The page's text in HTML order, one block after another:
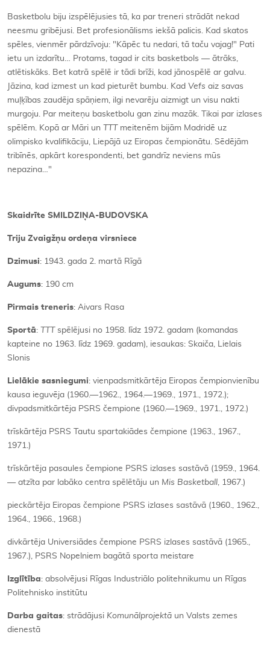
Basketbolu biju izspēlējusies tā, ka par treneri strādāt nekad
neesmu gribējusi. Bet profesionālisms iekšā palicis. Kad skatos
spēles, vienmēr pārdzīvoju: "Kāpēc tu nedari, tā taču vajag!" Pati
ietu un izdarītu… Protams, tagad ir cits basketbols — ātrāks,
atlētiskāks. Bet katrā spēlē ir tādi brīži, kad jānospēlē ar galvu.
Jāzina, kad izmest un kad pieturēt bumbu. Kad Vefs aiz savas
muļķības zaudēja spāņiem, ilgi nevarēju aizmigt un visu nakti
murgoju. Par meiteņu basketbolu gan zinu mazāk. Tikai par izlases
spēlēm. Kopā ar Māri un TTTmeitenēm bijām Madridē uz
olimpisko kvalifikāciju, Liepājā uz Eiropas čempionātu. Sēdējām
tribīnēs, apkārt korespondenti, bet gandrīz neviens mūs
nepazina…"
Skaidrīte SMILDZIŅA-BUDOVSKA
Triju Zvaigžņu ordeņa virsniece
Dzimusi: 1943. gada 2. martā Rīgā
Augums: 190 cm
Pirmais treneris: Aivars Rasa
Sportā: TTTspēlējusi no 1958. līdz 1972. gadam (komandas
kapteine no 1963. līdz 1969. gadam), iesaukas: Skaiča, Lielais
Slonis
Lielākie sasniegumi: vienpadsmitkārtēja Eiropas čempionvienību
kausa ieguvēja (1960.—1962., 1964.—1969., 1971., 1972.);
divpadsmitkārtēja PSRS čempione (1960.—1969., 1971., 1972.)
trīskārtēja PSRS Tautu spartakiādes čempione (1963., 1967.,
1971.)
trīskārtēja pasaules čempione PSRS izlases sastāvā (1959., 1964.
— atzīta par labāko centra spēlētāju un Mis Basketball, 1967.)
pieckārtēja Eiropas čempione PSRS izlases sastāvā (1960., 1962.,
1964., 1966., 1968.)
divkārtēja Universiādes čempione PSRS izlases sastāvā (1965.,
1967.), PSRS Nopelniem bagātā sporta meistare
Izglītība: absolvējusi Rīgas Industriālo politehnikumu un Rīgas
Politehnisko institūtu
Darba gaitas: strādājusi Komunālprojektā un Valsts zemes
dienestā